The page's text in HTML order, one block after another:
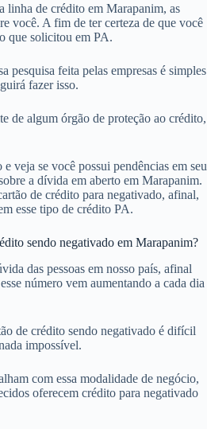
linha de crédito em Marapanim, as
você. A fim de ter certeza de que você
que solicitou em PA.
pesquisa feita pelas empresas é simples
fazer isso.
de algum órgão de proteção ao crédito,
veja se você possui pendências em seu
a dívida em aberto em Marapanim.
de crédito para negativado, afinal,
esse tipo de crédito PA.
sendo negativado em Marapanim?
das pessoas em nosso país, afinal
número vem aumentando a cada dia
de crédito sendo negativado é difícil
impossível.
com essa modalidade de negócio,
oferecem crédito para negativado